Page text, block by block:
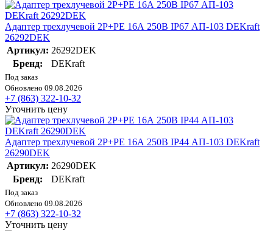
Адаптер трехлучевой 2Р+РЕ 16А 250В IP67 АП-103 DEKraft
26292DEK
Артикул: 26292DEK
Бренд:
DEKraft
Под заказ
Обновлено 09.08.2026
+7 (863) 322-10-32
Уточнить цену
Адаптер трехлучевой 2Р+РЕ 16А 250В IP44 АП-103 DEKraft
26290DEK
Артикул: 26290DEK
Бренд:
DEKraft
Под заказ
Обновлено 09.08.2026
+7 (863) 322-10-32
Уточнить цену